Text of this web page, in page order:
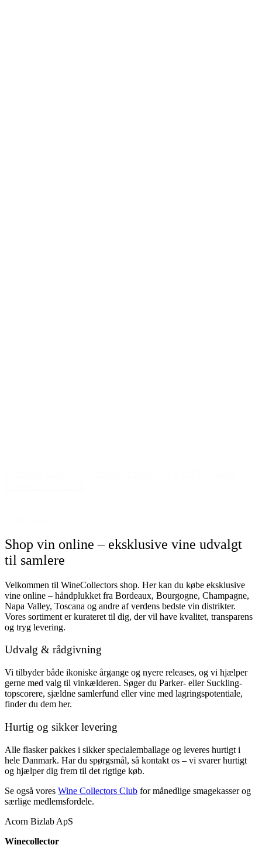
Shop vin online – eksklusive vine udvalgt
til samlere
Velkommen til WineCollectors shop. Her kan du købe eksklusive
vine online – håndplukket fra Bordeaux, Bourgogne, Champagne,
Napa Valley, Toscana og andre af verdens bedste vin distrikter.
Vores sortiment er kurateret til dig, der vil have kvalitet, transparens
og tryg levering.
Udvalg & rådgivning
Vi tilbyder både ikoniske årgange og nyere releases, og vi hjælper
gerne med valg til vinkælderen. Søger du Parker- eller Suckling-
topscorere, sjældne samlerfund eller vine med lagringspotentiale,
finder du dem her.
Hurtig og sikker levering
Alle flasker pakkes i sikker specialemballage og leveres hurtigt i
hele Danmark. Har du spørgsmål, så kontakt os – vi svarer hurtigt
og hjælper dig frem til det rigtige køb.
Se også vores Wine Collectors Club for månedlige smagekasser og
særlige medlemsfordele.
Acorn Bizlab ApS
Winecollector